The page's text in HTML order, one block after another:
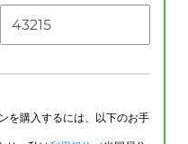
を購入するには、以下のお手